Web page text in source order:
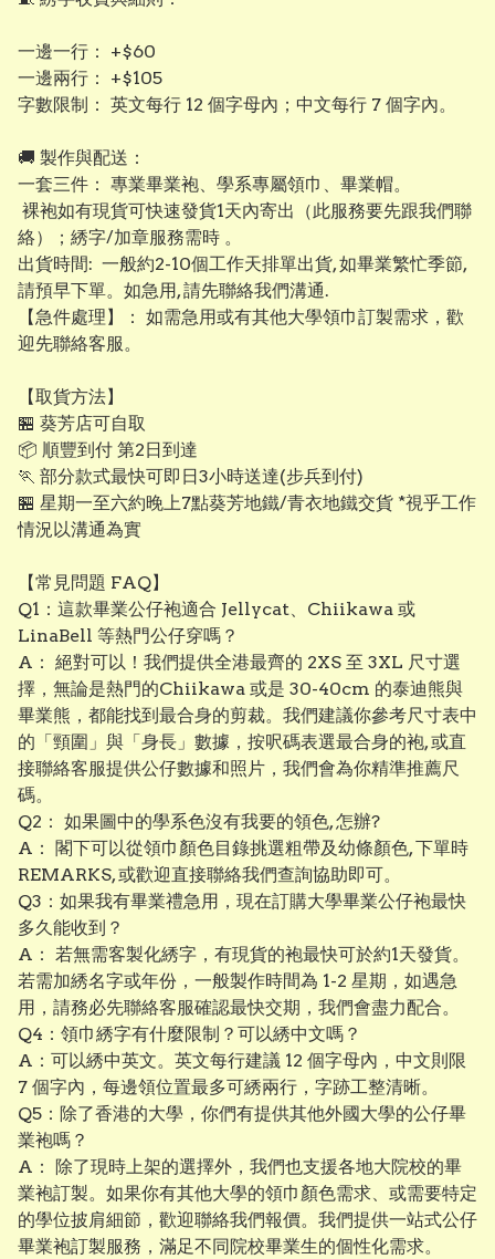
​一邊一行： +$60
​一邊兩行： +$105
​字數限制： 英文每行 12 個字母內；中文每行 7 個字內。
​​🚚 製作與配送：
​一套三件： 專業畢業袍、學系專屬領巾、畢業帽。
裸袍如有現貨可快速發貨1天內寄出（此服務要先跟我們聯
絡）；綉字/加章服務需時 。
出貨時間: 一般約2-10個工作天排單出貨, 如畢業繁忙季節,
請預早下單。如急用, 請先聯絡我們溝通.
【​急件處理】： 如需急用或有其他大學領巾訂製需求，歡
迎先聯絡客服。
【取貨方法】
🏪 葵芳店可自取
📦 順豐到付 第2日到達
🏃 部分款式最快可即日3小時送達(步兵到付)
🏪 星期一至六約晚上7點葵芳地鐵/青衣地鐵交貨 *視乎工作
情況以溝通為實
【常見問題 FAQ】
Q1：這款畢業公仔袍適合 Jellycat、Chiikawa 或
LinaBell 等熱門公仔穿嗎？
A： 絕對可以！我們提供全港最齊的 2XS 至 3XL 尺寸選
擇，無論是熱門的Chiikawa 或是 30-40cm 的泰迪熊與
畢業熊，都能找到最合身的剪裁。我們建議你參考尺寸表中
的「頸圍」與「身長」數據，按呎碼表選最合身的袍, 或直
接聯絡客服提供公仔數據和照片，我們會為你精準推薦尺
碼。
Q2： 如果圖中的學系色沒有我要的領色, 怎辦?
A： 閣下可以從領巾顏色目錄挑選粗帶及幼條顏色, 下單時
REMARKS, 或歡迎直接聯絡我們查詢協助即可。
Q3：如果我有畢業禮急用，現在訂購大學畢業公仔袍最快
多久能收到？
A： 若無需客製化綉字，有現貨的袍最快可於約1天發貨。
若需加綉名字或年份，一般製作時間為 1-2 星期，如遇急
用，請務必先聯絡客服確認最快交期，我們會盡力配合。
Q4：領巾綉字有什麼限制？可以綉中文嗎？
A：可以綉中英文。英文每行建議 12 個字母內，中文則限
7 個字內，每邊領位置最多可綉兩行，字跡工整清晰。
Q5：除了香港的大學，你們有提供其他外國大學的公仔畢
業袍嗎？
A： 除了現時上架的選擇外，我們也支援各地大院校的畢
業袍訂製。如果你有其他大學的領巾顏色需求、或需要特定
的學位披肩細節，歡迎聯絡我們報價。我們提供一站式公仔
畢業袍訂製服務，滿足不同院校畢業生的個性化需求。